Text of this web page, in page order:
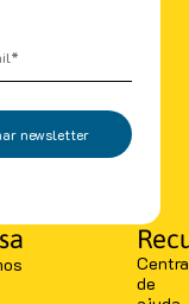
newsletter
de